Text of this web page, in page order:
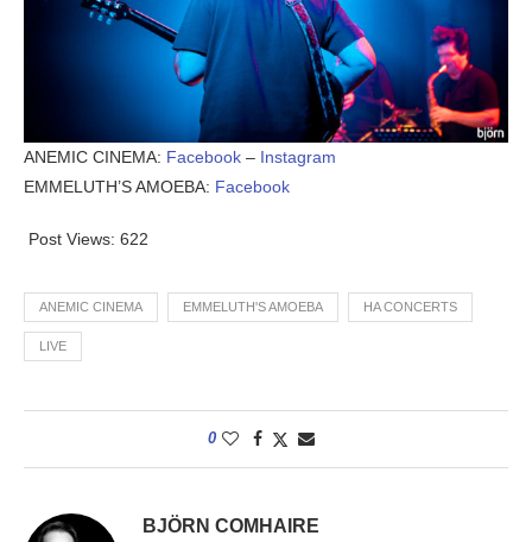
ANEMIC CINEMA: Facebook – Instagram
EMMELUTH’S AMOEBA: Facebook
Post Views: 622
ANEMIC CINEMA EMMELUTH'S AMOEBA HA CONCERTS
LIVE
0
BJÖRN COMHAIRE